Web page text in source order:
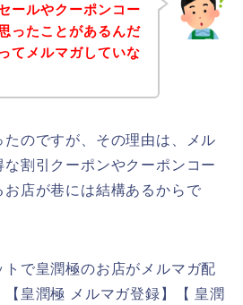
ールやクーポンコー
ったことがあるんだ
てメルマガしていな
たのですが、その理由は、メル
割引クーポンやクーポンコー
お店が巷には結構あるからで
で皇潤極のお店がメルマガ配
皇潤極 メルマガ登録】【 皇潤